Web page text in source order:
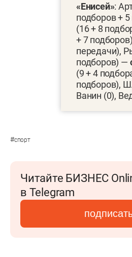
«Енисей»:
подборов +
(16 + 8
+ 7
передачи),
подборов) —
(9 + 4
подборов),
Ванин (0),
#спорт
Читайте БИЗНЕС
в Telegram